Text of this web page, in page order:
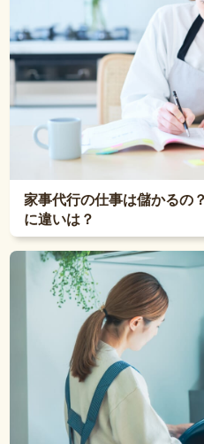
家事代行の仕事は儲かるの
に違いは？